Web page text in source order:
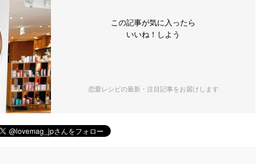
この記事が気に入ったら
いいね！しよう
恋愛レシピの最新・注目記事をお届けします